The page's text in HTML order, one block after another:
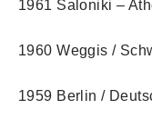
1961 Saloniki –
1960 Weggis /
1959 Berlin /